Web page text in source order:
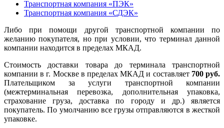
Транспортная компания «ПЭК»
Транспортная компания «СДЭК»
Либо при помощи другой транспортной компании по
желанию покупателя, но при условии, что терминал данной
компании находится в пределах МКАД.
Стоимость доставки товара до терминала транспортной
компании в г. Москве в пределах МКАД и составляет 700 руб.
Плательщиком за услуги транспортной компании
(межтерминальная перевозка, дополнительная упаковка,
страхование груза, доставка по городу и др.) является
покупатель. По умолчанию все грузы отправляются в жесткой
упаковке.